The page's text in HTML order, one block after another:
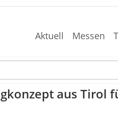
Aktuell Messen
aus Tirol